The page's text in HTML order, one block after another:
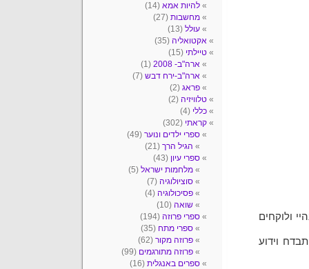
ולוקחים
וידוע
להיות אמא (14)
מחשבות (27)
עולל (13)
אקטואליה (35)
טיילתי (15)
ארה"ב- 2008
(1)
ארה"ב-ירח דבש (7)
פראג (2)
טלוויזיה (2)
כללי (4)
קראתי (302)
ספרי ילדים ונוער (49)
הגיל הרך (21)
ספרי עיון (43)
מלחמות ישראל (5)
סוציולוגיה (7)
פסיכולוגיה (4)
שואה (10)
ספרי פרוזה (194)
ספרי מתח (35)
פרוזה מקור (62)
פרוזה מתורגמים (99)
ספרים באנגלית (16)